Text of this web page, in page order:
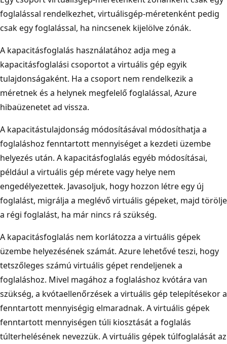
foglalással rendelkezhet, virtuálisgép-méretenként pedig
csak egy foglalással, ha nincsenek kijelölve zónák.
A kapacitásfoglalás használatához adja meg a
kapacitásfoglalási csoportot a virtuális gép egyik
tulajdonságaként. Ha a csoport nem rendelkezik a
méretnek és a helynek megfelelő foglalással, Azure
hibaüzenetet ad vissza.
A kapacitástulajdonság módosításával módosíthatja a
foglaláshoz fenntartott mennyiséget a kezdeti üzembe
helyezés után. A kapacitásfoglalás egyéb módosításai,
például a virtuális gép mérete vagy helye nem
engedélyezettek. Javasoljuk, hogy hozzon létre egy új
foglalást, migrálja a meglévő virtuális gépeket, majd törölje
a régi foglalást, ha már nincs rá szükség.
A kapacitásfoglalás nem korlátozza a virtuális gépek
üzembe helyezésének számát. Azure lehetővé teszi, hogy
tetszőleges számú virtuális gépet rendeljenek a
foglaláshoz. Mivel magához a foglaláshoz kvótára van
szükség, a kvótaellenőrzések a virtuális gép telepítésekor a
fenntartott mennyiségig elmaradnak. A virtuális gépek
fenntartott mennyiségen túli kiosztását a foglalás
túlterhelésének nevezzük. A virtuális gépek túlfoglalását az